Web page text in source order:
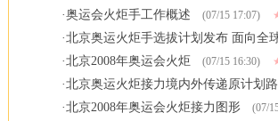
·奥运会火炬手工作概述 (07/15 17:07)
·北京奥运火炬手选拔计划发布 面向全
·北京2008年奥运会火炬 (07/15 16:30)
·北京奥运火炬接力境内外传递原计划
·北京2008年奥运会火炬接力图形 (07/